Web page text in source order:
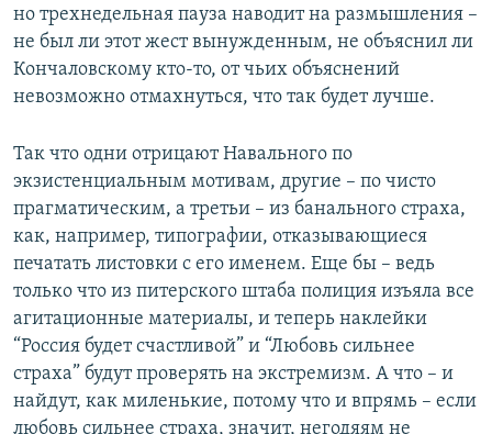
но трехнедельная пауза наводит на размышления –
не был ли этот жест вынужденным, не объяснил ли
Кончаловскому кто-то, от чьих объяснений
невозможно отмахнуться, что так будет лучше.
Так что одни отрицают Навального по
экзистенциальным мотивам, другие – по чисто
прагматическим, а третьи – из банального страха,
как, например, типографии, отказывающиеся
печатать листовки с его именем. Еще бы – ведь
только что из питерского штаба полиция изъяла все
агитационные материалы, и теперь наклейки
“Россия будет счастливой” и “Любовь сильнее
страха” будут проверять на экстремизм. А что – и
найдут, как миленькие, потому что и впрямь – если
любовь сильнее страха, значит, негодяям не